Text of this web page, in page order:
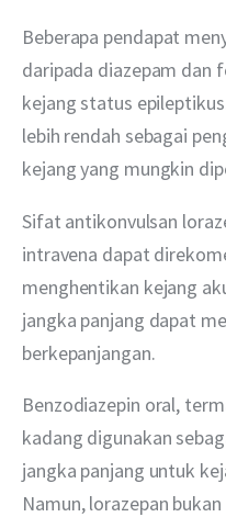
Beberapa pendapat
daripada diazepam dan
kejang status
lebih rendah sebagai
kejang yang mungkin
Sifat antikonvulsan
intravena dapat
menghentikan kejang
jangka panjang dapat
berkepanjangan.
Benzodiazepin oral,
kadang digunakan
jangka panjang untuk
Namun, lorazepan